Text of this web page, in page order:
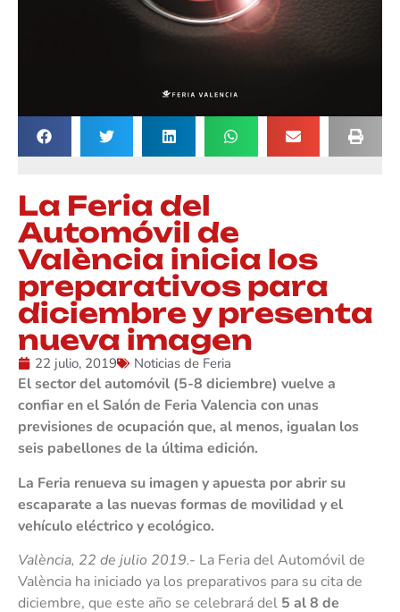
La Feria del
Automóvil de
València inicia los
preparativos para
diciembre y presenta
nueva imagen
22 julio, 2019 Noticias de Feria
El sector del automóvil (5-8 diciembre) vuelve a
confiar en el Salón de Feria Valencia con unas
previsiones de ocupación que, al menos, igualan los
seis pabellones de la última edición.
La Feria renueva su imagen y apuesta por abrir su
escaparate a las nuevas formas de movilidad y el
vehículo eléctrico y ecológico.
València, 22 de julio 2019.- La Feria del Automóvil de
València ha iniciado ya los preparativos para su cita de
diciembre, que este año se celebrará del 5 al 8 de